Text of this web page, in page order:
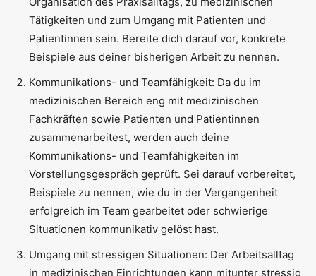
Tätigkeiten und zum Umgang mit Patienten und
Patientinnen sein. Bereite dich darauf vor, konkrete
Beispiele aus deiner bisherigen Arbeit zu nennen.
Kommunikations- und Teamfähigkeit: Da du im
medizinischen Bereich eng mit medizinischen
Fachkräften sowie Patienten und Patientinnen
zusammenarbeitest, werden auch deine
Kommunikations- und Teamfähigkeiten im
Vorstellungsgespräch geprüft. Sei darauf vorbereitet,
Beispiele zu nennen, wie du in der Vergangenheit
erfolgreich im Team gearbeitet oder schwierige
Situationen kommunikativ gelöst hast.
Umgang mit stressigen Situationen: Der Arbeitsalltag
in medizinischen Einrichtungen kann mitunter stressig